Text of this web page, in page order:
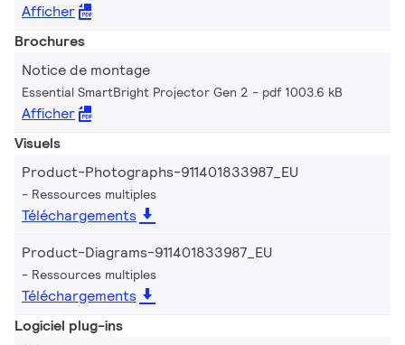
Afficher
Brochures
Notice de montage
Essential SmartBright Projector Gen 2 pdf 1003.6 kB
Afficher
Visuels
Product-Photographs-911401833987_EU
Ressources multiples
Téléchargements
Product-Diagrams-911401833987_EU
Ressources multiples
Téléchargements
Logiciel plug-ins